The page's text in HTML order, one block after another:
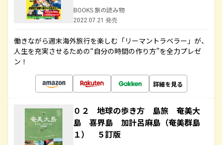
BOOKS 旅の読み物
2022.07.21 発売
働きながら週末海外旅行を楽しむ「リーマントラベラー」が、
人生を充実させるための“自分の時間の作り方”を全力プレゼ
ン！
詳細を見る
０２ 地球の歩き方 島旅 奄美大
島 喜界島 加計呂麻島（奄美群島
１） ５訂版